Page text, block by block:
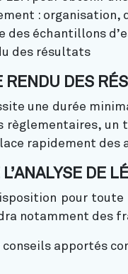
:
des échantillons
des résultats
DES
une durée
règlementaires, un
rapidement des
DE
pour
notamment
apportés